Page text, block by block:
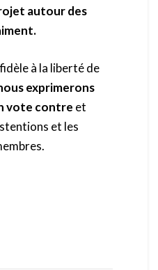
autour des
à la liberté de
exprimerons
vote contre et
et les